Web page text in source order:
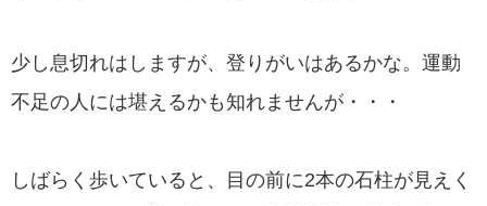
少し息切れはしますが、登りがいはあるかな。運動
不足の人には堪えるかも知れませんが・・・
しばらく歩いていると、目の前に2本の石柱が見えく